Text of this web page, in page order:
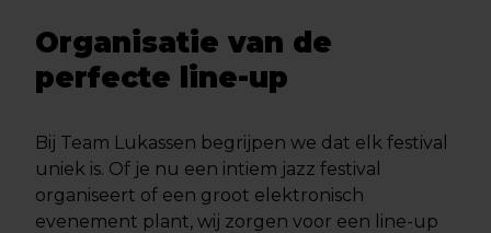
Organisatie van de
perfecte line-up
Bij Team Lukassen begrijpen we dat elk festival
uniek is. Of je nu een intiem jazz festival
organiseert of een groot elektronisch
evenement plant, wij zorgen voor een line-up